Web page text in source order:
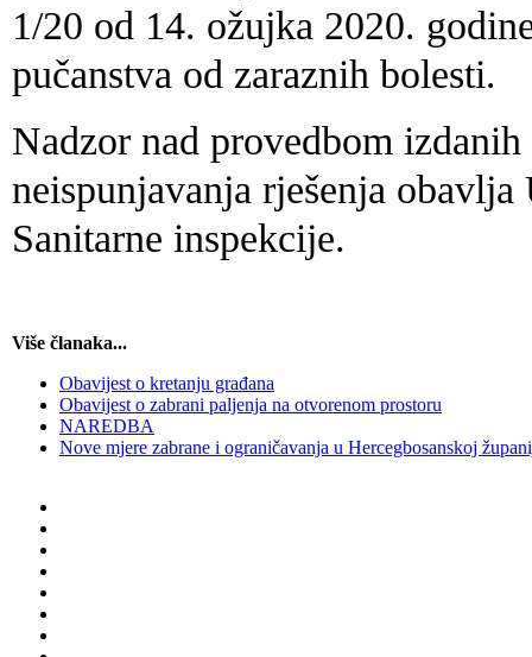
1/20 od 14. ožujka 2020.
pučanstva od zaraznih bolesti.
Nadzor nad provedbom
neispunjavanja rješenja
Sanitarne inspekcije.
Više članaka...
Obavijest o kretanju građana
Obavijest o zabrani paljenja na otvorenom prostoru
NAREDBA
Nove mjere zabrane i ograničavanja u Hercegbosanskoj